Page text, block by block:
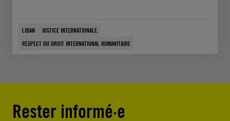
LIBAN
JUSTICE INTERNATIONALE
RESPECT DU DROIT INTERNATIONAL HUMANITAIRE
Rester informé·e